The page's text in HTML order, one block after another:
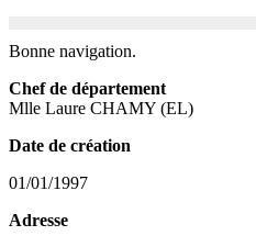
Bonne navigation.
Chef de département
Mlle Laure CHAMY (EL)
Date de création
01/01/1997
Adresse